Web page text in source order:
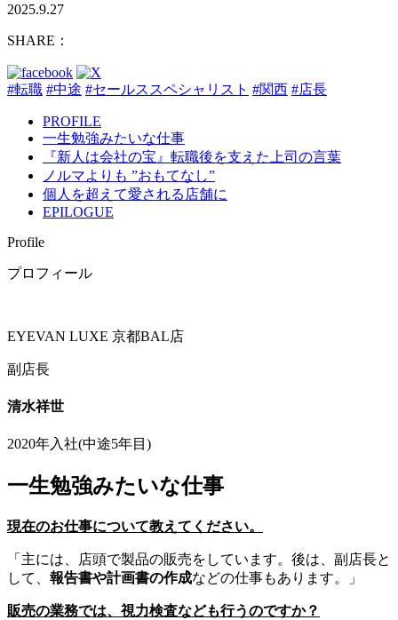
2025.9.27
SHARE：
#転職 #中途 #セールススペシャリスト #関西 #店長
PROFILE
一生勉強みたいな仕事
『新人は会社の宝』転職後を支えた上司の言葉
ノルマよりも ”おもてなし”
個人を超えて愛される店舗に
EPILOGUE
Profile
プロフィール
EYEVAN LUXE 京都BAL店
副店長
清水祥世
2020年入社(中途5年目)
一生勉強みたいな仕事
現在のお仕事について教えてください。
「主には、店頭で製品の販売をしています。後は、副店長と
して、 報告書や計画書の作成などの仕事もあります。」
販売の業務では、視力検査なども行うのですか？